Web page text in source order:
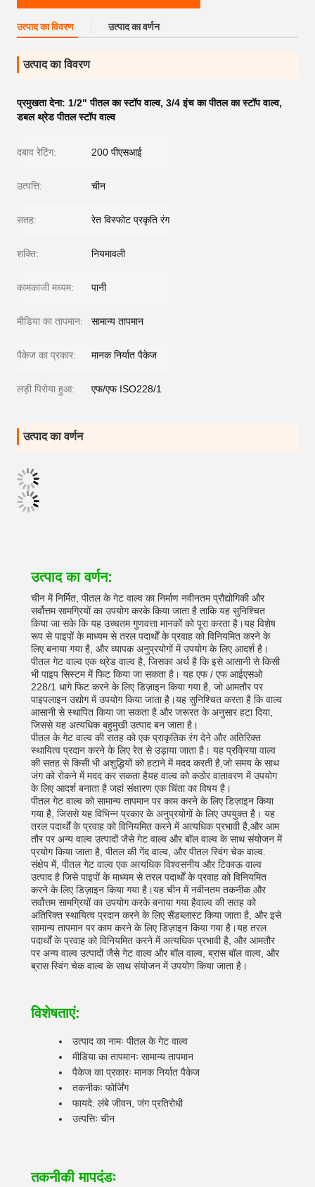
उत्पाद का विवरण उत्पाद का वर्णन
उत्पाद का विवरण
प्रमुखता देना: 1/2" पीतल का स्टॉप वाल्व, 3/4 इंच का पीतल का स्टॉप वाल्व,
डबल थ्रेड पीतल स्टॉप वाल्व
दबाव रेटिंग: 200 पीएसआई
उत्पत्ति: चीन
सतह: रेत विस्फोट प्रकृति रंग
शक्ति: नियमावली
कामकाजी मध्यम: पानी
मीडिया का तापमान: सामान्य तापमान
पैकेज का प्रकार: मानक निर्यात पैकेज
लड़ी पिरोया हुआ: एफ/एफ ISO228/1
उत्पाद का वर्णन
उत्पाद का वर्णन:
चीन में निर्मित, पीतल के गेट वाल्व का निर्माण नवीनतम प्रौद्योगिकी और
सर्वोत्तम सामग्रियों का उपयोग करके किया जाता है ताकि यह सुनिश्चित
किया जा सके कि यह उच्चतम गुणवत्ता मानकों को पूरा करता है।यह विशेष
रूप से पाइपों के माध्यम से तरल पदार्थों के प्रवाह को विनियमित करने के
लिए बनाया गया है, और व्यापक अनुप्रयोगों में उपयोग के लिए आदर्श है।
पीतल गेट वाल्व एक थ्रेड वाल्व है, जिसका अर्थ है कि इसे आसानी से किसी
भी पाइप सिस्टम में फिट किया जा सकता है। यह एफ / एफ आईएसओ
228/1 धागे फिट करने के लिए डिज़ाइन किया गया है, जो आमतौर पर
पाइपलाइन उद्योग में उपयोग किया जाता है।यह सुनिश्चित करता है कि वाल्व
आसानी से स्थापित किया जा सकता है और जरूरत के अनुसार हटा दिया,
जिससे यह अत्यधिक बहुमुखी उत्पाद बन जाता है।
पीतल के गेट वाल्व की सतह को एक प्राकृतिक रंग देने और अतिरिक्त
स्थायित्व प्रदान करने के लिए रेत से उड़ाया जाता है। यह प्रक्रिया वाल्व
की सतह से किसी भी अशुद्धियों को हटाने में मदद करती है,जो समय के साथ
जंग को रोकने में मदद कर सकता हैयह वाल्व को कठोर वातावरण में उपयोग
के लिए आदर्श बनाता है जहां संक्षारण एक चिंता का विषय है।
पीतल गेट वाल्व को सामान्य तापमान पर काम करने के लिए डिज़ाइन किया
गया है, जिससे यह विभिन्न प्रकार के अनुप्रयोगों के लिए उपयुक्त है। यह
तरल पदार्थों के प्रवाह को विनियमित करने में अत्यधिक प्रभावी है,और आम
तौर पर अन्य वाल्व उत्पादों जैसे गेट वाल्व और बॉल वाल्व के साथ संयोजन में
प्रयोग किया जाता है, पीतल की गेंद वाल्व, और पीतल स्विंग चेक वाल्व.
संक्षेप में, पीतल गेट वाल्व एक अत्यधिक विश्वसनीय और टिकाऊ वाल्व
उत्पाद है जिसे पाइपों के माध्यम से तरल पदार्थों के प्रवाह को विनियमित
करने के लिए डिज़ाइन किया गया है।यह चीन में नवीनतम तकनीक और
सर्वोत्तम सामग्रियों का उपयोग करके बनाया गया हैवाल्व की सतह को
अतिरिक्त स्थायित्व प्रदान करने के लिए सैंडब्लास्ट किया जाता है, और इसे
सामान्य तापमान पर काम करने के लिए डिज़ाइन किया गया है।यह तरल
पदार्थों के प्रवाह को विनियमित करने में अत्यधिक प्रभावी है, और आमतौर
पर अन्य वाल्व उत्पादों जैसे गेट वाल्व और बॉल वाल्व, ब्रास बॉल वाल्व, और
ब्रास स्विंग चेक वाल्व के साथ संयोजन में उपयोग किया जाता है।
विशेषताएं:
उत्पाद का नामः पीतल के गेट वाल्व
मीडिया का तापमानः सामान्य तापमान
पैकेज का प्रकारः मानक निर्यात पैकेज
तकनीकः फोर्जिंग
फायदे: लंबे जीवन, जंग प्रतिरोधी
उत्पत्तिः चीन
तकनीकी मापदंडः